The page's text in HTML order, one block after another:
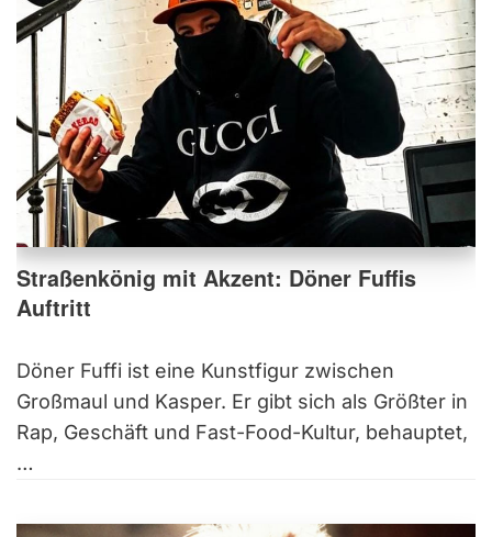
Straßenkönig mit Akzent: Döner Fuffis
Auftritt
Döner Fuffi ist eine Kunstfigur zwischen
Großmaul und Kasper. Er gibt sich als Größter in
Rap, Geschäft und Fast-Food-Kultur, behauptet,
…